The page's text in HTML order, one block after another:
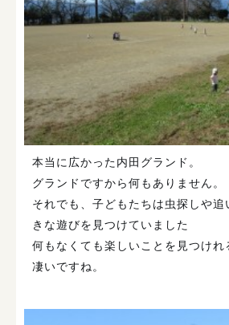
本当に広かった内田グランド。
グランドですから何もありません。
それでも、子どもたちは虫探しや追
きな遊びを見つけていました
何もなくても楽しいことを見つけれ
凄いですね。